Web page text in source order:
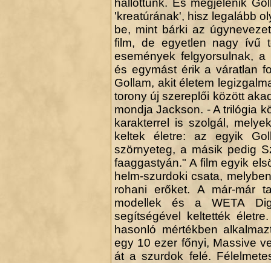
'kreatúrának', hisz legalább
be, mint bárki az
film, de egyetlen nagy ívű
események felgyorsulnak,
és egymást érik a váratlan
Gollam, akit életem
torony új szereplői között
mondja Jackson. - A trilógia
karakterrel is szolgál,
keltek életre: az egyik
szörnyeteg, a másik pedig
faaggastyán." A film egyik
helm-szurdoki csata,
rohani erőket. A már-már
modellek és a WETA
segítségével keltették
hasonló mértékben
egy 10 ezer főnyi, Massive
át a szurdok felé.